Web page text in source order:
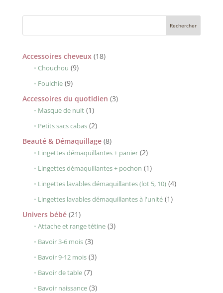
Accessoires cheveux 1818
Chouchou 99
Foulchie 99
produits
Accessoires du quotidien 33
Masque de nuit 11
produit
Petits sacs cabas 22
produits
Beauté & Démaquillage 88
produits
Lingettes démaquillantes + panier 22
produits
Lingettes démaquillantes + pochon 11
produit
Lingettes lavables démaquillantes (lot 5, 10) 44
Lingettes lavables démaquillantes à l'unité 11
Univers bébé 2121
produits
Attache et range tétine 33
Bavoir 3-6 mois 33
produits
Bavoir 9-12 mois 33
Bavoir de table 77
produits
Bavoir naissance 33